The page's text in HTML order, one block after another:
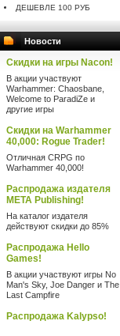
ДЕШЕВЛЕ 100 РУБ
Новости
Скидки на игры Nacon!
В акции участвуют
Warhammer: Chaosbane,
Welcome to ParadiZe и
другие игры
Скидки на Warhammer
40,000: Rogue Trader!
Отличная CRPG по
Warhammer 40,000!
Распродажа издателя
META Publishing!
На каталог издателя
действуют скидки до 85%
Распродажа Hello
Games!
В акции участвуют игры No
Man's Sky, Joe Danger и The
Last Campfire
Распродажа Kalypso!